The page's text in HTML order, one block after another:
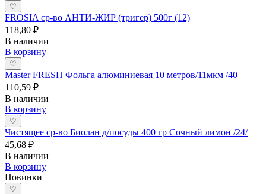
♡
FROSIA ср-во АНТИ-ЖИР (тригер) 500г (12)
118,80 ₽
В наличии
В корзину
♡
Master FRESH Фольга алюминиевая 10 метров/11мкм /40
110,59 ₽
В наличии
В корзину
♡
Чистящее ср-во Биолан д/посуды 400 гр Сочный лимон /24/
45,68 ₽
В наличии
В корзину
Новинки
♡